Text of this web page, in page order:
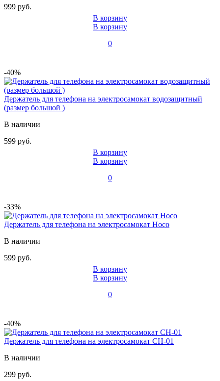
999 руб.
В корзину
В корзину
0
-40%
Держатель для телефона на электросамокат водозащитный
(размер большой )
В наличии
599 руб.
В корзину
В корзину
0
-33%
Держатель для телефона на электросамокат Hoco
В наличии
599 руб.
В корзину
В корзину
0
-40%
Держатель для телефона на электросамокат CH-01
В наличии
299 руб.